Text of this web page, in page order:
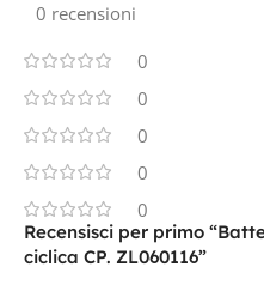
0 recensioni
0
0
0
0
0
Recensisci per primo
ciclica CP. ZL060116”